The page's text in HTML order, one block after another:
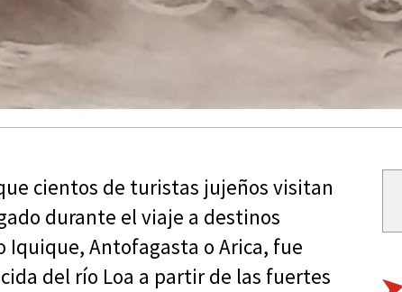
cientos de turistas jujeños visitan
durante el viaje a destinos
Antofagasta o Arica, fue
del río Loa a partir de las fuertes